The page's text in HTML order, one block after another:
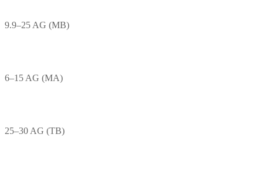
9.9–25 AG (MB)
6–15 AG (MA)
25–30 AG (TB)